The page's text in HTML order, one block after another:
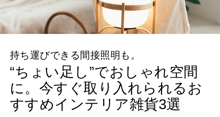
FORTUNE
明日のわたし
[12星座別] Monthly Love Holoscope
女神まり愛のタロットメッセージ
算命学がわかる今月のあなた
HEALTH
LEARN
知る、考える
持ち運びできる間接照明も。
“ちょい足し”でおしゃれ空間
に。今すぐ取り入れられるお
すすめインテリア雑貨3選